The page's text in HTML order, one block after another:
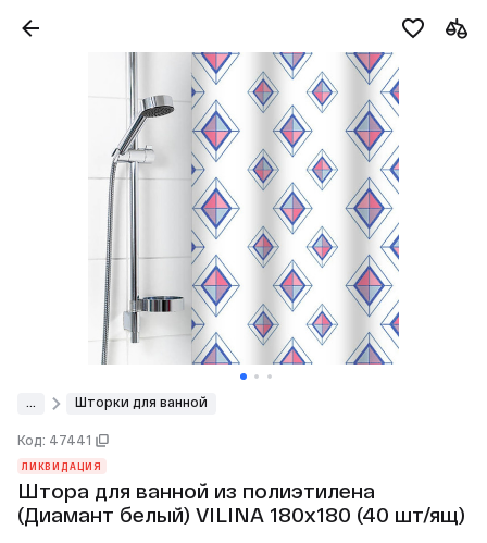
Шторки для ванной
Код: 47441
ЛИКВИДАЦИЯ
Штора для ванной из полиэтилена
(Диамант белый) VILINA 180x180 (40 шт/ящ)